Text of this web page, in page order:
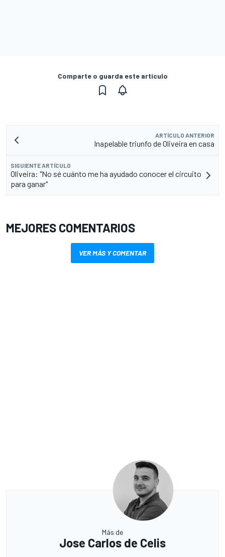
Comparte o guarda este artículo
ARTÍCULO ANTERIOR
Inapelable triunfo de Oliveira en casa
SIGUIENTE ARTÍCULO
Oliveira: "No sé cuánto me ha ayudado conocer el circuito
para ganar"
MEJORES COMENTARIOS
VER MÁS Y COMENTAR
Más de
Jose Carlos de Celis